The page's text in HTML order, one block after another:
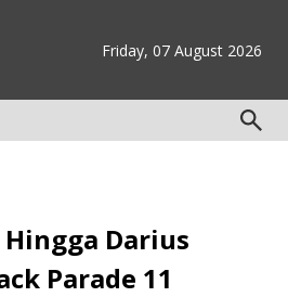
Friday, 07 August 2026
Darius
Parade 11